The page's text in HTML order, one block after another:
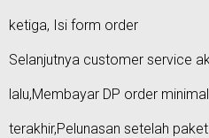
ketiga, Isi form order
Selanjutnya customer service
lalu,Membayar DP order
terakhir,Pelunasan setelah